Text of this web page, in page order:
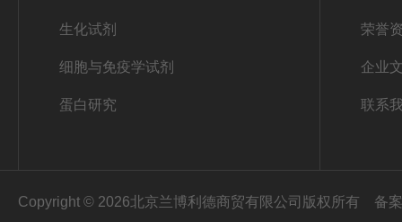
生化试剂
细胞与免疫学试剂
蛋白研究
荣誉
企业
联系
Copyright © 2026北京兰博利德商贸有限公司版权所有 备